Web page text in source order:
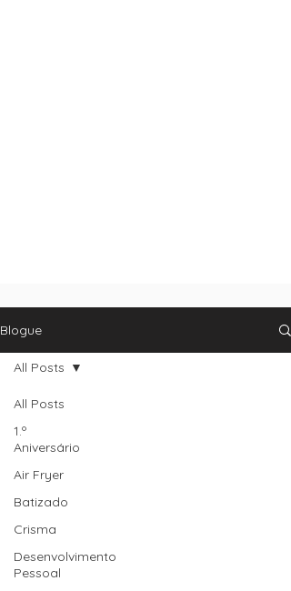
Blogue
All Posts
1.º
Aniversário
Air Fryer
Batizado
Crisma
Desenvolvimento
Pessoal
All Posts